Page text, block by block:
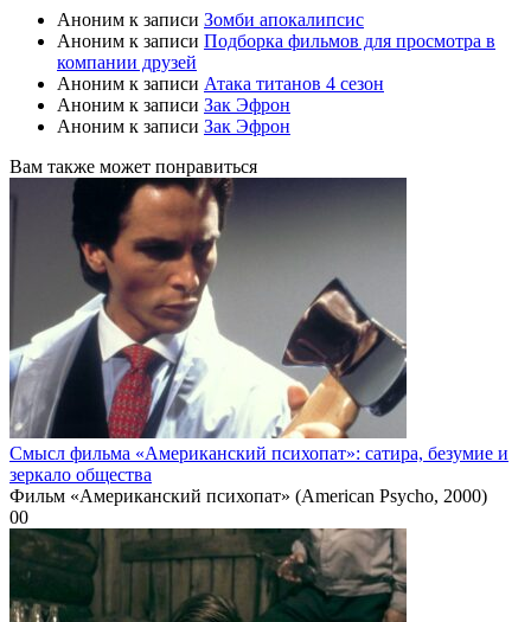
Аноним к записи Зомби апокалипсис
Аноним к записи Подборка фильмов для просмотра в
компании друзей
Аноним к записи Атака титанов 4 сезон
Аноним к записи Зак Эфрон
Аноним к записи Зак Эфрон
Вам также может понравиться
Смысл фильма «Американский психопат»: сатира, безумие и
зеркало общества
Фильм «Американский психопат» (American Psycho, 2000)
00